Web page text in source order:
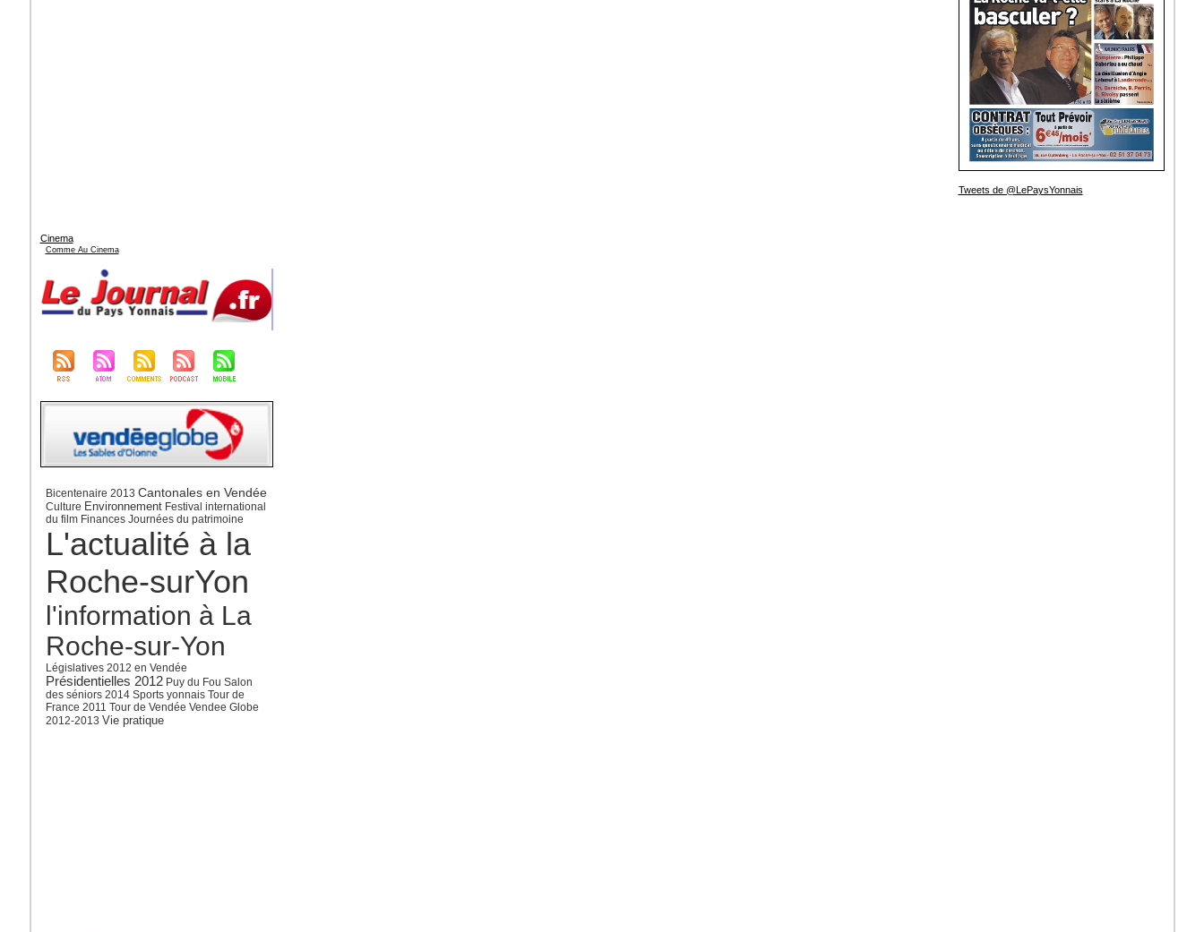
Cinema
Comme Au Cinema
Bicentenaire 2013 Cantonales en Vendée
Culture Environnement Festival international
du film Finances Journées du patrimoine
L'actualité à la
Roche-surYon
l'information à La
Roche-sur-Yon
Législatives 2012 en Vendée
Présidentielles 2012 Puy du Fou Salon
des séniors 2014 Sports yonnais Tour de
France 2011 Tour de Vendée Vendee Globe
2012-2013 Vie pratique
Tweets de @LePaysYonnais